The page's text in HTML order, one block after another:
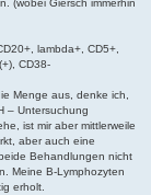
(wobei Giersch immerhin
lambda+, CD5+,
CD38-
Menge aus, denke ich,
– Untersuchung
ist mir aber mittlerweile
aber auch eine
Behandlungen nicht
Meine B-Lymphozyten
erholt.